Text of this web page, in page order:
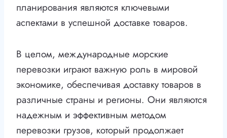
планирования являются ключевыми
аспектами в успешной доставке товаров.
В целом, международные морские
перевозки играют важную роль в мировой
экономике, обеспечивая доставку товаров в
различные страны и регионы. Они являются
надежным и эффективным методом
перевозки грузов, который продолжает